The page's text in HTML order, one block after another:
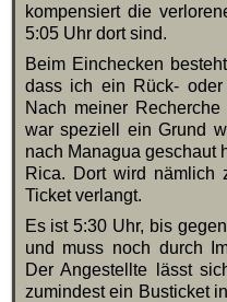
kompensiert die
5:05 Uhr dort sind.
Beim Einchecken
dass ich ein Rück- oder
Nach meiner
war speziell ein Grund
nach Managua geschaut
Rica. Dort wird nämlich
Ticket verlangt.
Es ist 5:30 Uhr, bis
und muss noch durch
Der Angestellte lässt
zumindest ein Busticket